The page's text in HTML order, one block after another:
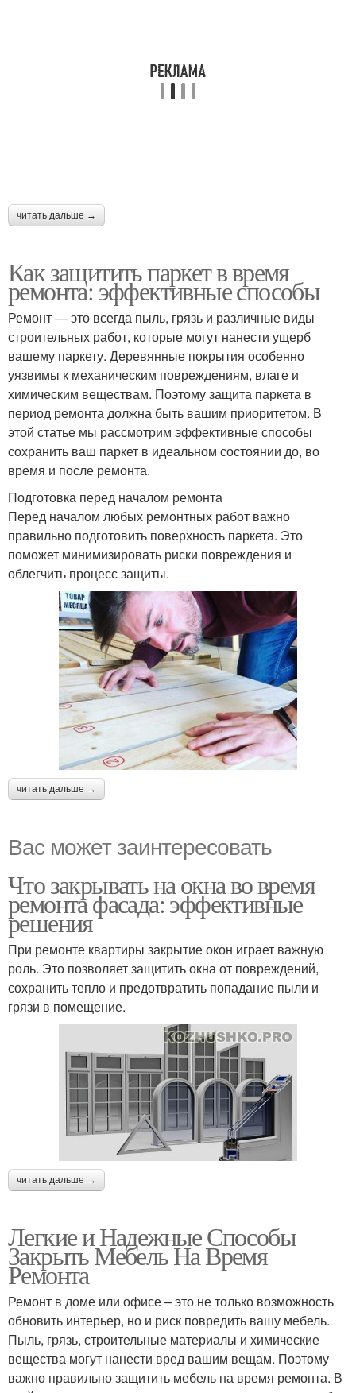
читать дальше →
Как защитить паркет в время
ремонта: эффективные способы
Ремонт — это всегда пыль, грязь и различные виды
строительных работ, которые могут нанести ущерб
вашему паркету. Деревянные покрытия особенно
уязвимы к механическим повреждениям, влаге и
химическим веществам. Поэтому защита паркета в
период ремонта должна быть вашим приоритетом. В
этой статье мы рассмотрим эффективные способы
сохранить ваш паркет в идеальном состоянии до, во
время и после ремонта.
Подготовка перед началом ремонта
Перед началом любых ремонтных работ важно
правильно подготовить поверхность паркета. Это
поможет минимизировать риски повреждения и
облегчить процесс защиты.
читать дальше →
Вас может заинтересовать
Что закрывать на окна во время
ремонта фасада: эффективные
решения
При ремонте квартиры закрытие окон играет важную
роль. Это позволяет защитить окна от повреждений,
сохранить тепло и предотвратить попадание пыли и
грязи в помещение.
читать дальше →
Легкие и Надежные Способы
Закрыть Мебель На Время
Ремонта
Ремонт в доме или офисе – это не только возможность
обновить интерьер, но и риск повредить вашу мебель.
Пыль, грязь, строительные материалы и химические
вещества могут нанести вред вашим вещам. Поэтому
важно правильно защитить мебель на время ремонта. В